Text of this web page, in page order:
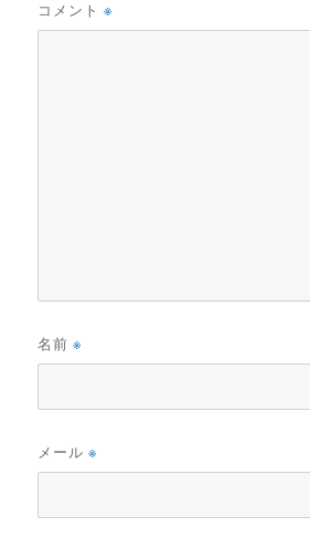
コメント※
名前※
メール※